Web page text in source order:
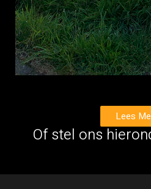
Lees
Of stel ons